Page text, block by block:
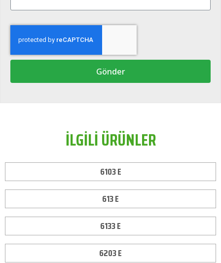
Gönder
İLGİLİ ÜRÜNLER
6103 E
613 E
6133 E
6203 E